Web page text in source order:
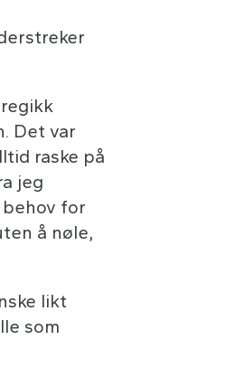
Det var
raske på
jeg
for
å nøle,
likt
som